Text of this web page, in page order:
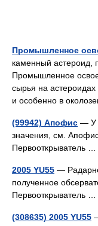
Промышленное
каменный астероид,
Промышленное
сырья на астероидах
и особенно в
(99942) Апофис — У
значения, см.
Первооткрыватель …
2005 YU55 —
полученное
Первооткрыватель …
(308635) 2005 YU55